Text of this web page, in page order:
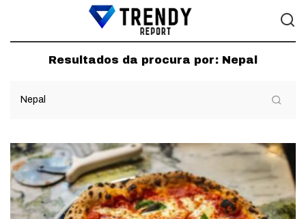
Resultados da procura por: Nepal